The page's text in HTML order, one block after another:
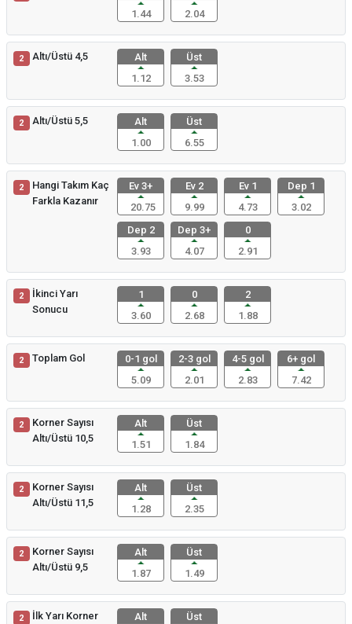
1.44
2.04
2 Altı/Üstü 4,5
Alt
1.12
Üst
3.53
2 Altı/Üstü 5,5
Alt
1.00
Üst
6.55
2
Hangi Takım Kaç
Farkla Kazanır
Ev 3+
20.75
Ev 2
9.99
Ev 1
4.73
Dep 1
3.02
Dep 2
3.93
Dep 3+
4.07
0
2.91
2
İkinci Yarı
Sonucu
1
3.60
0
2.68
2
1.88
2 Toplam Gol
0-1 gol
5.09
2-3 gol
2.01
4-5 gol
2.83
6+ gol
7.42
2
Korner Sayısı
Altı/Üstü 10,5
Alt
1.51
Üst
1.84
2
Korner Sayısı
Altı/Üstü 11,5
Alt
1.28
Üst
2.35
2
Korner Sayısı
Altı/Üstü 9,5
Alt
1.87
Üst
1.49
2
İlk Yarı Korner
Alt
Üst